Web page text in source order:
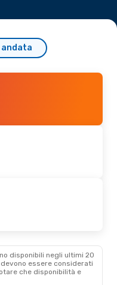
andata
disponibili negli ultimi 20
essere considerati
che disponibilità e